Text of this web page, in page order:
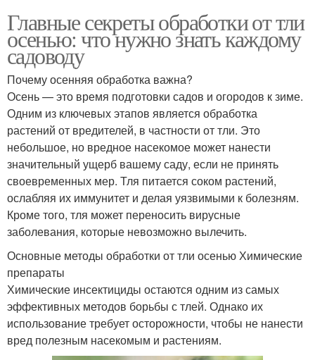
Главные секреты обработки от тли
осенью: что нужно знать каждому
садоводу
Почему осенняя обработка важна?
Осень — это время подготовки садов и огородов к зиме.
Одним из ключевых этапов является обработка
растений от вредителей, в частности от тли. Это
небольшое, но вредное насекомое может нанести
значительный ущерб вашему саду, если не принять
своевременных мер. Тля питается соком растений,
ослабляя их иммунитет и делая уязвимыми к болезням.
Кроме того, тля может переносить вирусные
заболевания, которые невозможно вылечить.
Основные методы обработки от тли осенью Химические
препараты
Химические инсектициды остаются одним из самых
эффективных методов борьбы с тлей. Однако их
использование требует осторожности, чтобы не нанести
вред полезным насекомым и растениям.